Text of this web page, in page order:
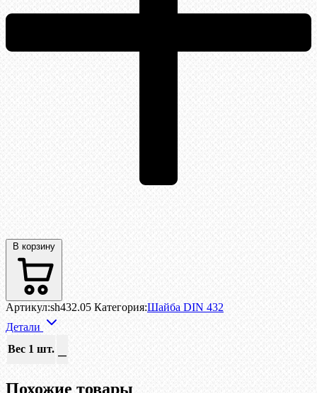
В корзину
Артикул:sh432.05 Категория:Шайба DIN 432
Детали
Вес 1 шт. —
Похожие товары